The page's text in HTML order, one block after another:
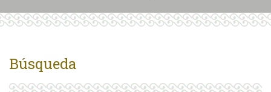
Búsqueda